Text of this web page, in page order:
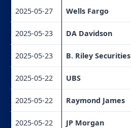
2025-05-27 Wells Fargo
2025-05-23 DA Davidson
2025-05-23 B. Riley Securities
2025-05-22 UBS
2025-05-22 Raymond James
2025-05-22 JP Morgan